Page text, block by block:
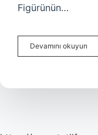
Figürünün…
Devamını okuyun
Fil
Mi